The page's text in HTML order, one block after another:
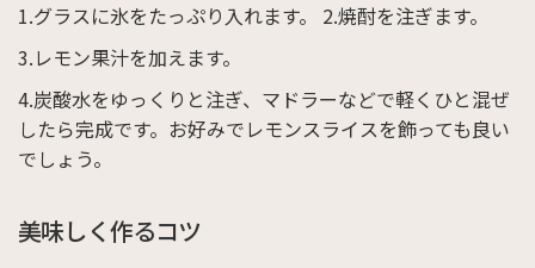
グラスに氷をたっぷり入れます。
焼酎を注ぎます。
レモン果汁を加えます。
炭酸水をゆっくりと注ぎ、マドラーなどで軽くひと混ぜ
したら完成です。お好みでレモンスライスを飾っても良い
でしょう。
美味しく作るコツ